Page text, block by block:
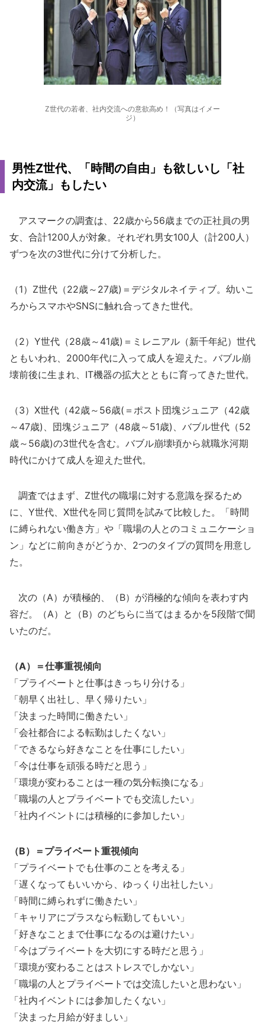
Z世代の若者、社内交流への意欲高め！（写真はイメー
ジ）
男性Z世代、「時間の自由」も欲しいし「社
内交流」もしたい
アスマークの調査は、22歳から56歳までの正社員の男
女、合計1200人が対象。それぞれ男女100人（計200人）
ずつを次の3世代に分けて分析した。
（1）Z世代（22歳～27歳)＝デジタルネイティブ。幼いこ
ろからスマホやSNSに触れ合ってきた世代。
（2）Y世代（28歳～41歳)＝ミレニアル（新千年紀）世代
ともいわれ、2000年代に入って成人を迎えた。バブル崩
壊前後に生まれ、IT機器の拡大とともに育ってきた世代。
（3）X世代（42歳～56歳(＝ポスト団塊ジュニア（42歳
～47歳)、団塊ジュニア（48歳～51歳)、バブル世代（52
歳～56歳)の3世代を含む。バブル崩壊頃から就職氷河期
時代にかけて成人を迎えた世代。
調査ではまず、Z世代の職場に対する意識を探るため
に、Y世代、X世代を同じ質問を試みて比較した。「時間
に縛られない働き方」や「職場の人とのコミュニケーショ
ン」などに前向きがどうか、2つのタイプの質問を用意し
た。
次の（A）が積極的、（B）が消極的な傾向を表わす内
容だ。（A）と（B）のどちらに当てはまるかを5段階で聞
いたのだ。
（A）＝仕事重視傾向
「プライベートと仕事はきっちり分ける」
「朝早く出社し、早く帰りたい」
「決まった時間に働きたい」
「会社都合による転勤はしたくない」
「できるなら好きなことを仕事にしたい」
「今は仕事を頑張る時だと思う」
「環境が変わることは一種の気分転換になる」
「職場の人とプライベートでも交流したい」
「社内イベントには積極的に参加したい」
（B）＝プライベート重視傾向
「プライベートでも仕事のことを考える」
「遅くなってもいいから、ゆっくり出社したい」
「時間に縛られずに働きたい」
「キャリアにプラスなら転勤してもいい」
「好きなことまで仕事になるのは避けたい」
「今はプライベートを大切にする時だと思う」
「環境が変わることはストレスでしかない」
「職場の人とプライベートでは交流したいと思わない」
「社内イベントには参加したくない」
「決まった月給が好ましい」